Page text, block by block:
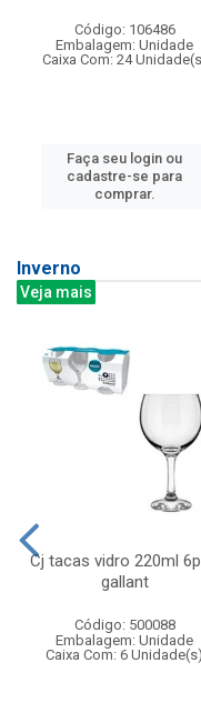
Código: 106486
Embalagem: Unidade
Caixa Com: 24
Faça seu login ou
cadastre-se para
comprar.
Inverno
Veja mais
Cj tacas vidro 220ml
gallant
Código: 500088
Embalagem: Unidade
Caixa Com: 6 Unidade(s)